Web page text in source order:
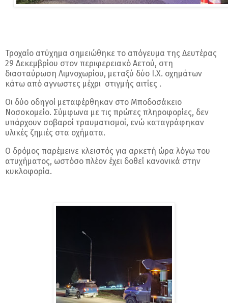
Τροχαίο ατύχημα σημειώθηκε το απόγευμα της Δευτέρας
29 Δεκεμβρίου στον περιφερειακό Αετού, στη
διασταύρωση Λιμνοχωρίου, μεταξύ δύο Ι.Χ. οχημάτων
κάτω από αγνωστες μέχρι στιγμής αιτίες .
Οι δύο οδηγοί μεταφέρθηκαν στο Μποδοσάκειο
Νοσοκομείο. Σύμφωνα με τις πρώτες πληροφορίες, δεν
υπάρχουν σοβαροί τραυματισμοί, ενώ καταγράφηκαν
υλικές ζημιές στα οχήματα.
Ο δρόμος παρέμεινε κλειστός για αρκετή ώρα λόγω του
ατυχήματος, ωστόσο πλέον έχει δοθεί κανονικά στην
κυκλοφορία.